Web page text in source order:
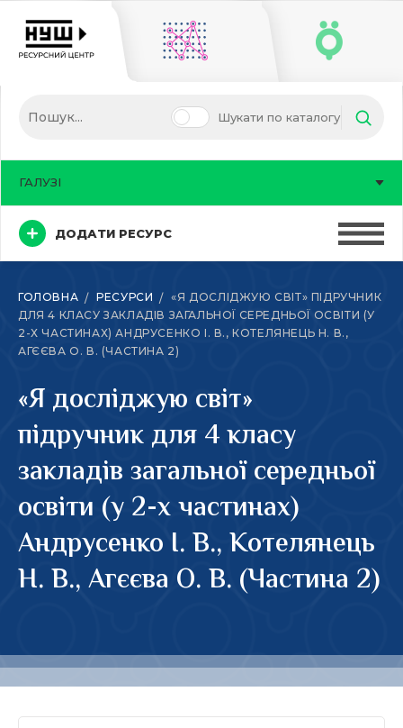
Шукати по каталогу
ДОДАТИ РЕСУРС
ГАЛУЗІ
ГОЛОВНА РЕСУРСИ
«Я ДОСЛІДЖУЮ СВІТ» ПІДРУЧНИК
ДЛЯ 4 КЛАСУ ЗАКЛАДІВ ЗАГАЛЬНОЇ СЕРЕДНЬОЇ ОСВІТИ (У
2-Х ЧАСТИНАХ) АНДРУСЕНКО І. В., КОТЕЛЯНЕЦЬ Н. В.,
АГЄЄВА О. В. (ЧАСТИНА 2)
«Я досліджую світ»
підручник для 4 класу
закладів загальної середньої
освіти (у 2-х частинах)
Андрусенко І. В., Котелянець
Н. В., Агєєва О. В. (Частина 2)